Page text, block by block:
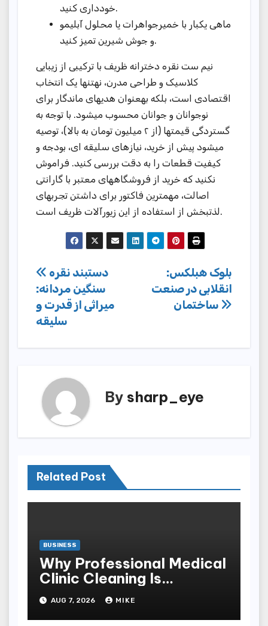
خودداری کنید.
ماهی یکبار با خمیرجواهرات یا محلول آبلیمو
و جوش شیرین تمیز کنید.
نیم ست نقره دخترانه ظریف با ترکیبی از زیبایی
کلاسیک و طراحی مدرن، نهتنها یک انتخاب
اقتصادی است، بلکه بهعنوان هدیهای ماندگار برای
نوجوانان و جوانان محسوب میشود. با توجه به
گستردگی قیمتها (از ۲ میلیون تومان به بالا)، توصیه
میشود پیش از خرید، نیازهای سلیقه ای، بودجه و
کیفیت قطعات را به دقت بررسی کنید. فراموش
نکنید که خرید از فروشگاههای معتبر با گارانتی
اصالت، مهمترین فاکتور برای داشتن تجربهای
لذتبخش از استفاده از این زیورآلات ظریف است.
Post
navigation
بلوک هبلکس:
انقلابی در صنعت
سنگین مردانه:
میراثی از قدرت و
سلیقه
By sharp_eye
Related Post
BUSINESS
Why Professional Medical
Clinic Cleaning Is
Essential for Patient
Safety
AUG 7, 2026 MIKE